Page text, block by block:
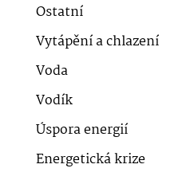
Ostatní
Vytápění a chlazení
Voda
Vodík
Úspora energií
Energetická krize